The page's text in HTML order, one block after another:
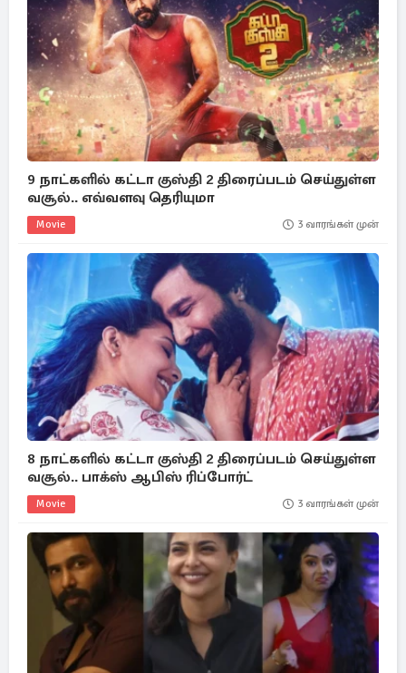
9 நாட்களில் கட்டா குஸ்தி 2 திரைப்படம் செய்துள்ள
வசூல்.. எவ்வளவு தெரியுமா
Movie 3 வாரங்கள் முன்
8 நாட்களில் கட்டா குஸ்தி 2 திரைப்படம் செய்துள்ள
வசூல்.. பாக்ஸ் ஆபிஸ் ரிப்போர்ட்
Movie 3 வாரங்கள் முன்